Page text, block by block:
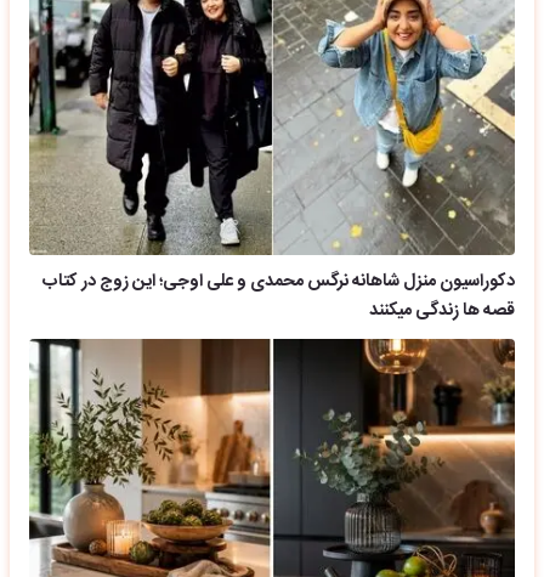
دکوراسیون منزل شاهانه نرگس محمدی و علی اوجی؛ این زوج در کتاب
قصه ها زندگی میکنند